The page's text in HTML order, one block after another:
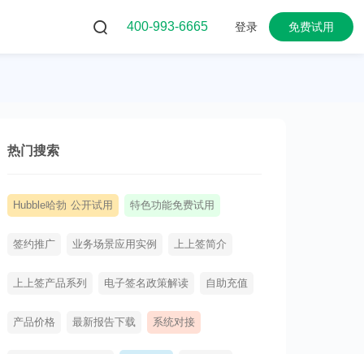
400-993-6665 登录 免费试用
热门搜索
Hubble哈勃 公开试用 特色功能免费试用
签约推广 业务场景应用实例 上上签简介
上上签产品系列 电子签名政策解读 自助充值
产品价格 最新报告下载 系统对接